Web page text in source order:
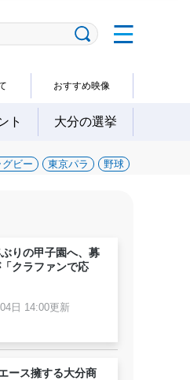
おすすめ映像
ト 大分の選挙
グビー 東京パラ 野球
りの甲子園へ、募
クラファンで応
日 14:00更新
ース擁する大分商